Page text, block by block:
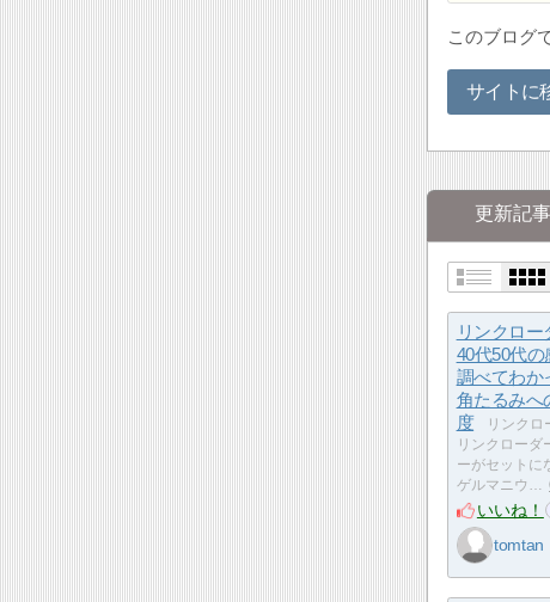
このブログ
サイトに
更新記事
リンクロー
40代50代の
調べてわか
角たるみへ
度
リンクロ
リンクローダ
ーがセットに
ゲルマニウ…
いいね！
tomtan